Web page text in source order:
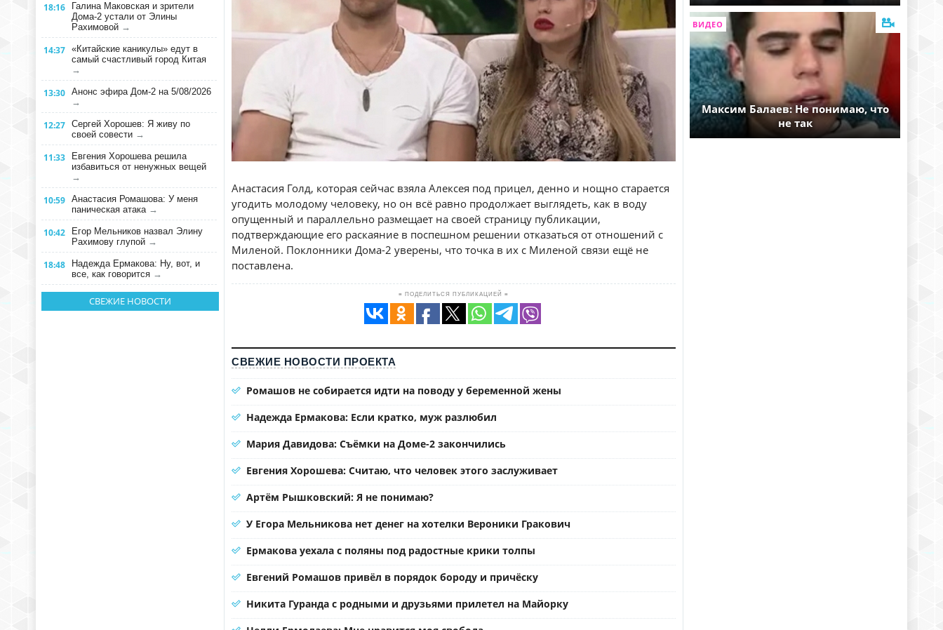
18:16
Галина Маковская и зрители
Дома-2 устали от Элины
Рахимовой →
14:37 «Китайские каникулы» едут в
самый счастливый город Китая
→
13:30 Анонс эфира Дом-2 на 5/08/2026
→
12:27 Сергей Хорошев: Я живу по
своей совести →
11:33
Евгения Хорошева решила
избавиться от ненужных вещей
→
10:59 Анастасия Ромашова: У меня
паническая атака →
10:42
Егор Мельников назвал Элину
Рахимову глупой →
18:48
Надежда Ермакова: Ну, вот, и
все, как говорится →
СВЕЖИЕ НОВОСТИ
Анастасия Голд, которая сейчас взяла Алексея под прицел, денно и нощно старается
угодить молодому человеку, но он всё равно продолжает выглядеть, как в воду
опущенный и параллельно размещает на своей страницу публикации,
подтверждающие его раскаяние в поспешном решении отказаться от отношений с
Миленой. Поклонники Дома-2 уверены, что точка в их с Миленой связи ещё не
поставлена.
≡ ПОДЕЛИТЬСЯ ПУБЛИКАЦИЕЙ ≡
СВЕЖИЕ НОВОСТИ ПРОЕКТА
Ромашов не собирается идти на поводу у беременной жены
Надежда Ермакова: Если кратко, муж разлюбил
Мария Давидова: Съёмки на Доме-2 закончились
Евгения Хорошева: Считаю, что человек этого заслуживает
Артём Рышковский: Я не понимаю?
У Егора Мельникова нет денег на хотелки Вероники Гракович
Ермакова уехала с поляны под радостные крики толпы
Евгений Ромашов привёл в порядок бороду и причёску
Никита Гуранда с родными и друзьями прилетел на Майорку
ВИДЕО
Максим Балаев: Не понимаю, что
не так